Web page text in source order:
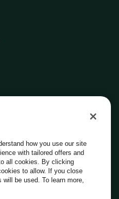
how you use our site
with tailored offers and
all cookies. By clicking
to allow. If you close
will be used. To learn more,